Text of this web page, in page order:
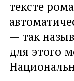
тексте
— так
для этого